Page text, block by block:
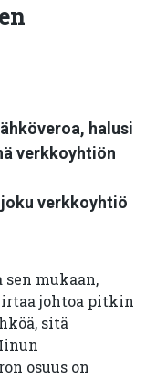
halusi
verkkoyhtiön
verkkoyhtiö
sen mukaan,
johtoa pitkin
sitä
osuus on